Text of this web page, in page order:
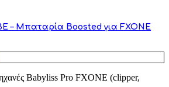
– Μπαταρία Boosted για FXONE
Babyliss Pro FXONE (clipper,